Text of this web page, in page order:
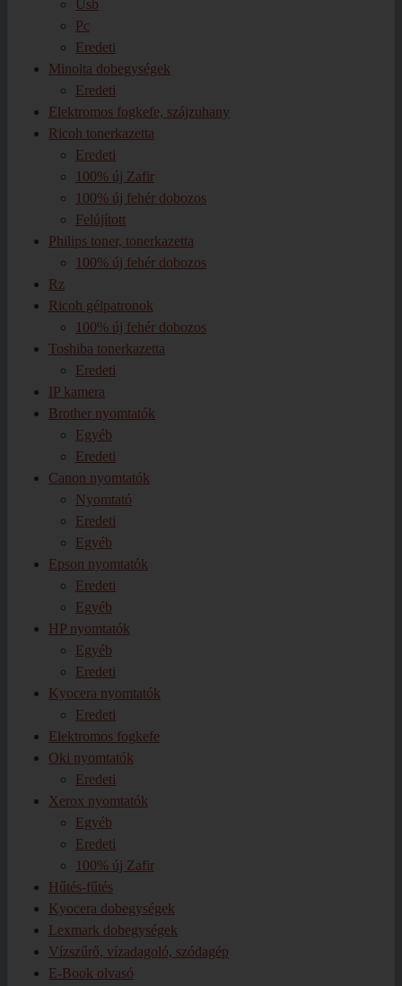
Usb
Pc
Eredeti
Minolta dobegységek
Eredeti
Elektromos fogkefe, szájzuhany
Ricoh tonerkazetta
Eredeti
100% új Zafir
100% új fehér dobozos
Felújított
Philips toner, tonerkazetta
100% új fehér dobozos
Rz
Ricoh gélpatronok
100% új fehér dobozos
Toshiba tonerkazetta
Eredeti
IP kamera
Brother nyomtatók
Egyéb
Eredeti
Canon nyomtatók
Nyomtató
Eredeti
Egyéb
Epson nyomtatók
Eredeti
Egyéb
HP nyomtatók
Egyéb
Eredeti
Kyocera nyomtatók
Eredeti
Elektromos fogkefe
Oki nyomtatók
Eredeti
Xerox nyomtatók
Egyéb
Eredeti
100% új Zafir
Hűtés-fűtés
Kyocera dobegységek
Lexmark dobegységek
Vízszűrő, vízadagoló, szódagép
E-Book olvasó